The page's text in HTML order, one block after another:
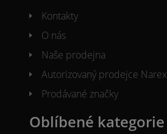
Kontakty
O nás
Naše prodejna
Autorizovaný prodejce Narex
Prodávané značky
Oblíbené kategorie